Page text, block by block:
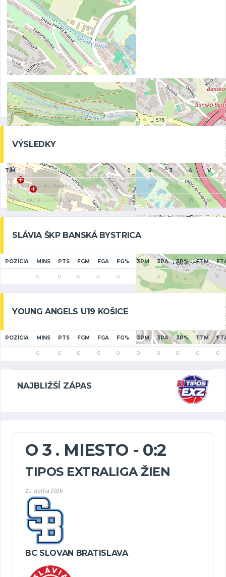
Tajovského 325/25, 974 09 Banská Bystrica, Slovensko
VÝSLEDKY
TÍM 1 2 3 4 V
Slávia ŠKP Banská Bystrica 15 20 12 6 53
YOUNG ANGELS U19 Košice 25 26 15 14 80
SLÁVIA ŠKP BANSKÁ BYSTRICA
POZÍCIA MINS PTS FGM FGA FG% 3PM 3PA 3P% FTM
0 0 0 0 0 0 0 0 0 0
YOUNG ANGELS U19 KOŠICE
POZÍCIA MINS PTS FGM FGA FG% 3PM 3PA 3P% FTM
0 0 0 0 0 0 0 0 0 0
NAJBLIŽŠÍ ZÁPAS
O 3 . MIESTO - 0:2
TIPOS EXTRALIGA ŽIEN
21. apríla 2026
BC SLOVAN BRATISLAVA